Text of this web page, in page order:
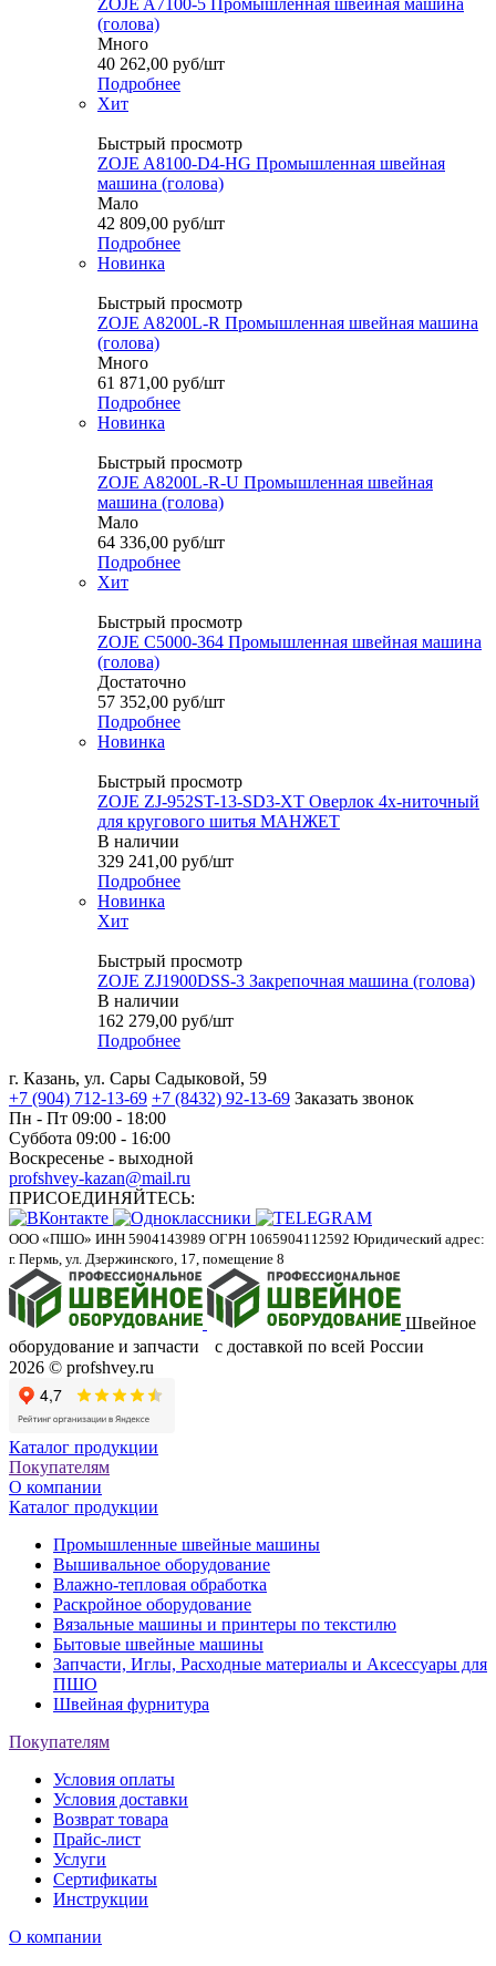
(голова)
Много
40 262,00 руб/шт
Подробнее
Хит
Быстрый просмотр
ZOJE A8100-D4-HG Промышленная швейная
машина (голова)
Мало
42 809,00 руб/шт
Подробнее
Новинка
Быстрый просмотр
ZOJE A8200L-R Промышленная швейная машина
(голова)
Много
61 871,00 руб/шт
Подробнее
Новинка
Быстрый просмотр
ZOJE A8200L-R-U Промышленная швейная
машина (голова)
Мало
64 336,00 руб/шт
Подробнее
Хит
Быстрый просмотр
ZOJE C5000-364 Промышленная швейная машина
(голова)
Достаточно
57 352,00 руб/шт
Подробнее
Новинка
Быстрый просмотр
ZOJE ZJ-952ST-13-SD3-XT Оверлок 4х-ниточный
для кругового шитья МАНЖЕТ
В наличии
329 241,00 руб/шт
Подробнее
Новинка
Хит
Быстрый просмотр
ZOJE ZJ1900DSS-3 Закрепочная машина (голова)
В наличии
162 279,00 руб/шт
Подробнее
г. Казань, ул. Сары Садыковой, 59
+7 (904) 712-13-69 +7 (8432) 92-13-69 Заказать звонок
Пн - Пт 09:00 - 18:00
Суббота 09:00 - 16:00
Воскресенье - выходной
profshvey-kazan@mail.ru
ПРИСОЕДИНЯЙТЕСЬ:
ООО «ПШО» ИНН 5904143989 ОГРН 1065904112592 Юридический адрес:
г. Пермь, ул. Дзержинского, 17, помещение 8
Швейное
оборудование и запчасти с доставкой по всей России
2026 © profshvey.ru
Каталог продукции
Покупателям
О компании
Каталог продукции
Промышленные швейные машины
Вышивальное оборудование
Влажно-тепловая обработка
Раскройное оборудование
Вязальные машины и принтеры по текстилю
Бытовые швейные машины
Запчасти, Иглы, Расходные материалы и Аксессуары для
ПШО
Швейная фурнитура
Покупателям
Условия оплаты
Условия доставки
Возврат товара
Прайс-лист
Услуги
Сертификаты
Инструкции
О компании